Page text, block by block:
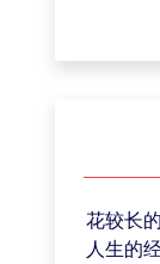
花较长
人生的